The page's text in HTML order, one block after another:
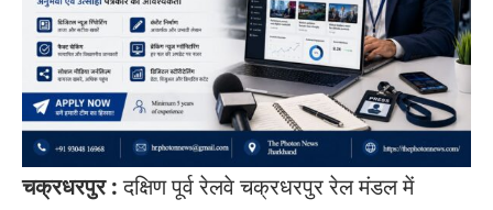
चक्रधरपुर :दक्षिण पूर्व रेलवे चक्रधरपुर रेल मंडल में